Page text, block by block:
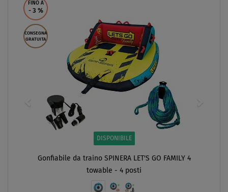
FINO A
- 3 %
CONSEGNA
GRATUITA
DISPONIBILE
Gonfiabile da traino SPINERA LET'S GO FAMILY 4
towable - 4 posti